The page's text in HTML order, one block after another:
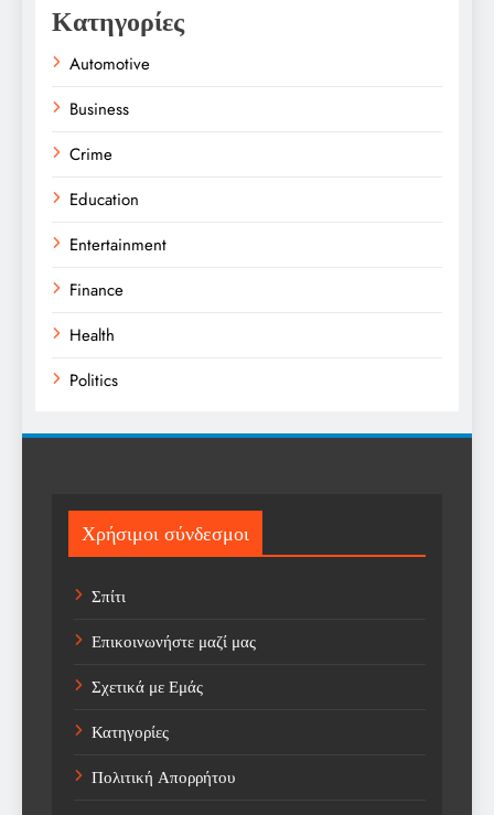
Κατηγορίες
Automotive
Business
Crime
Education
Entertainment
Finance
Health
Politics
Sport
Sports
Technology
Trending
Weather
Αγορά
Αγορά Εργασίας
Χρήσιμοι σύνδεσμοι
Σπίτι
Επικοινωνήστε μαζί μας
Σχετικά με Εμάς
Κατηγορίες
Πολιτική Απορρήτου